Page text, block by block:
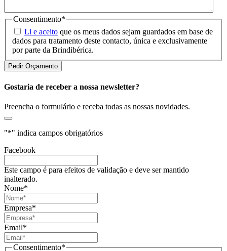
Consentimento*
Li e aceito que os meus dados sejam guardados em base de
dados para tratamento deste contacto, única e exclusivamente
por parte da Brindibérica.
Gostaria de receber a nossa newsletter?
Preencha o formulário e receba todas as nossas novidades.
"*" indica campos obrigatórios
Facebook
Este campo é para efeitos de validação e deve ser mantido
inalterado.
Nome*
Empresa*
Email*
Consentimento*